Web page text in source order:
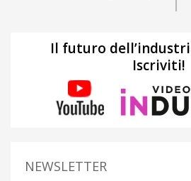
Il futuro
Iscriviti!
NEWSLETTER